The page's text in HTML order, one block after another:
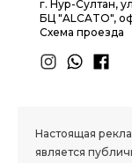
г. Нур-Султан,
БЦ "ALCATO",
Схема проезда
Настоящая
является